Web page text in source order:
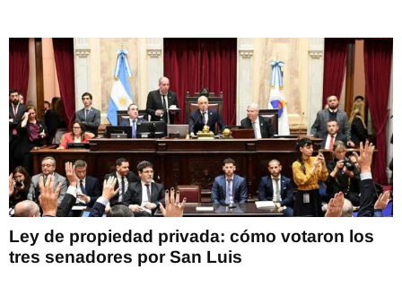
Ley de propiedad privada: cómo votaron los
tres senadores por San Luis